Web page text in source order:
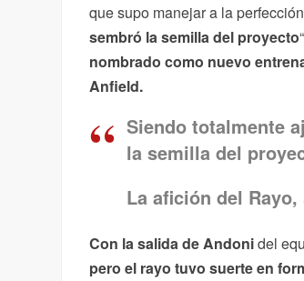
que supo manejar a la
sembró la semilla del proyecto
nombrado como nuevo
Anfield.
Siendo totalmente
la semilla del
La afición del
Con la salida de Andonidel
pero el rayo tuvo suerte en